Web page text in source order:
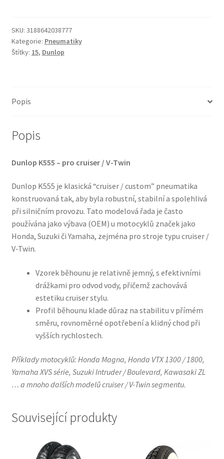
-
15
67H
SKU: 3188642038777
Kategorie: Pneumatiky
Štítky: 15, Dunlop
Popis
Popis
Dunlop K555 – pro cruiser / V-Twin
Dunlop K555 je klasická “cruiser / custom” pneumatika
konstruovaná tak, aby byla robustní, stabilní a spolehlivá
při silničním provozu. Tato modelová řada je často
používána jako výbava (OEM) u motocyklů značek jako
Honda, Suzuki či Yamaha, zejména pro stroje typu cruiser /
V-Twin.
Vzorek běhounu je relativně jemný, s efektivními
drážkami pro odvod vody, přičemž zachovává
estetiku cruiser stylu.
Profil běhounu klade důraz na stabilitu v přímém
směru, rovnoměrné opotřebení a klidný chod při
vyšších rychlostech.
Příklady motocyklů: Honda Magna, Honda VTX 1300 / 1800,
Yamaha XVS série, Suzuki Intruder / Boulevard, Kawasaki ZL
… a mnoho dalších modelů cruiser / V-Twin segmentu.
Související produkty